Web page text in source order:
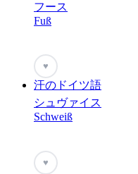
フース
Fuß
♥
汗のドイツ語
シュヴァイス
Schweiß
♥